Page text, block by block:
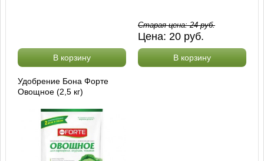
В корзину
Старая цена:24руб.
Цена: 20 руб.
В корзину
Удобрение Бона Форте
Овощное (2,5 кг)